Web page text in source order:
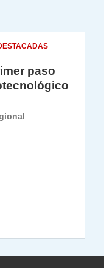
paso